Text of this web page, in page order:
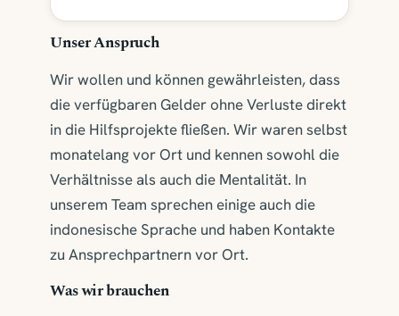
Unser Anspruch
Wir wollen und können gewährleisten, dass
die verfügbaren Gelder ohne Verluste direkt
in die Hilfsprojekte fließen. Wir waren selbst
monatelang vor Ort und kennen sowohl die
Verhältnisse als auch die Mentalität. In
unserem Team sprechen einige auch die
indonesische Sprache und haben Kontakte
zu Ansprechpartnern vor Ort.
Was wir brauchen